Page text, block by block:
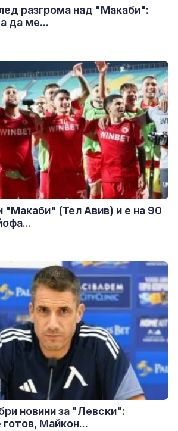
разгрома над "Макаби":
да ме...
(Тел Авив) и е на 90
новини за "Левски":
готов, Майкон...